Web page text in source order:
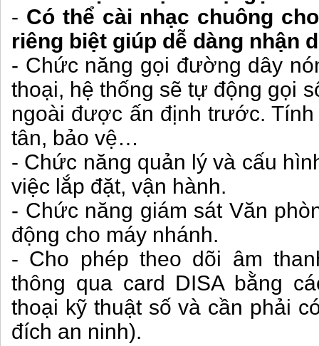
- Có thể cài nhạc chuông
riêng biệt giúp dễ dàng nhận
- Chức năng gọi đường dây
thoại, hệ thống sẽ tự động gọi
ngoài được ấn định trước.
tân, bảo vệ…
- Chức năng quản lý và cấu
việc lắp đặt, vận hành.
- Chức năng giám sát Văn
động cho máy nhánh.
- Cho phép theo dõi âm
thông qua card DISA bằng
thoại kỹ thuật số và cần phải
đích an ninh).